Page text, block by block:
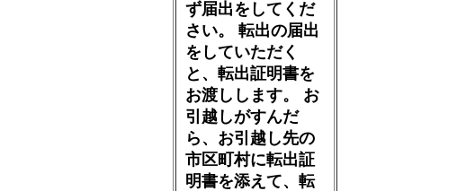
ず届出をしてくだ
さい。 転出の届出
をしていただく
と、転出証明書を
お渡しします。 お
引越しがすんだ
ら、お引越し先の
市区町村に転出証
明書を添えて、転